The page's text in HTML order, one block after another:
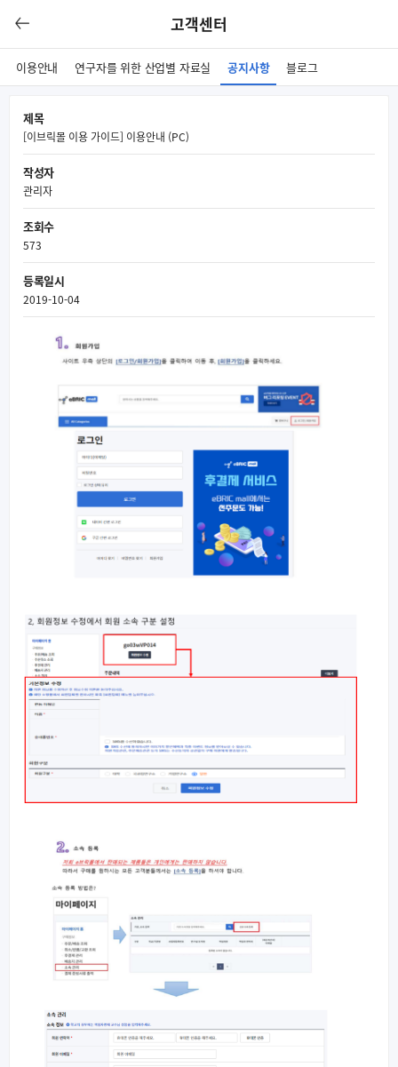
고객센터
이용안내 연구자를 위한 산업별 자료실 공지사항 블로그
제목
[이브릭몰 이용 가이드] 이용안내 (PC)
작성자
관리자
조회수
573
등록일시
2019-10-04